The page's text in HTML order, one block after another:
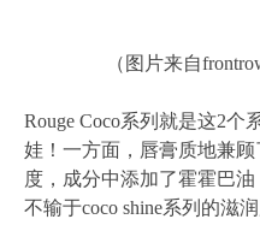
（图片来自
Rouge Coco系列就是这2个
娃！一方面，唇膏质地兼顾
度，成分中添加了霍霍巴
不输于coco shine系列的滋